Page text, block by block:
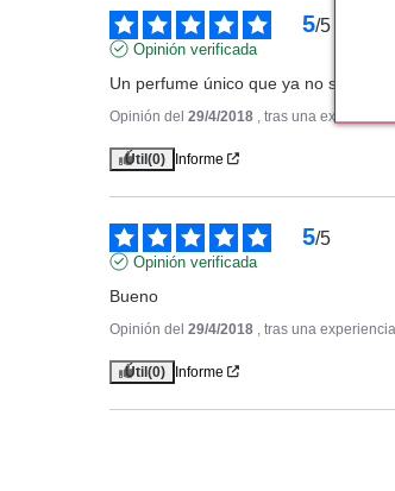
5/5
Opinión verificada
Un perfume único que ya no se hace.
Opinión del 29/4/2018 , tras una
Útil (0) Informe
5/5
Opinión verificada
Bueno
Opinión del 29/4/2018 , tras una
Útil (0) Informe